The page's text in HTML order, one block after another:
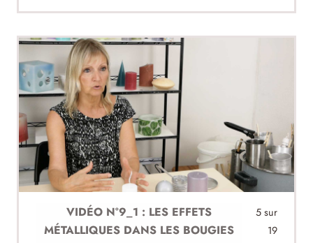
5 sur
19
VIDÉO N°9_1 : LES EFFETS
MÉTALLIQUES DANS LES BOUGIES